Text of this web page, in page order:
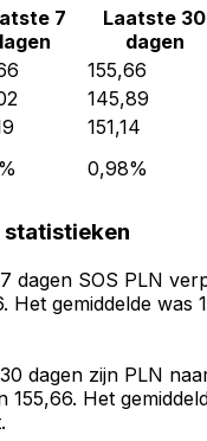
7
Laatste 30
dagen
155,66
145,89
151,14
0,98%
statistieken
dagen SOS PLN
Het gemiddelde was
dagen zijn PLN
155,66. Het